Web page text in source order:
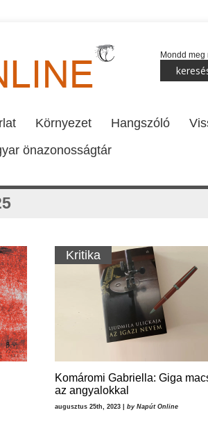
Mondd
Környezet Hangszóló
önazonosságtár
Kritika
Komáromi Gabriella: Giga
az angyalokkal
augusztus 25th, 2023 | by Napút Online